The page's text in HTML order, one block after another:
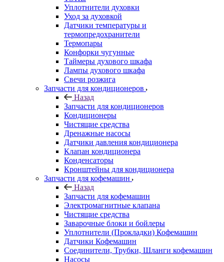
Уплотнители духовки
Уход за духовкой
Датчики температуры и
термопредохранители
Термопары
Конфорки чугунные
Таймеры духового шкафа
Лампы духового шкафа
Свечи розжига
Запчасти для кондиционеров
Назад
Запчасти для кондиционеров
Кондиционеры
Чистящие средства
Дренажные насосы
Датчики давления кондиционера
Клапан кондиционера
Конденсаторы
Кронштейны для кондиционера
Запчасти для кофемашин
Назад
Запчасти для кофемашин
Электромагнитные клапана
Чистящие средства
Заварочные блоки и бойлеры
Уплотнители (Прокладки) Кофемашин
Датчики Кофемашин
Соединители, Трубки, Шланги кофемашин
Насосы